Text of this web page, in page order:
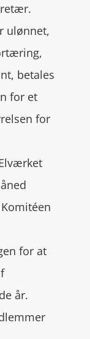
ulønnet,
betales
for et
for
for at
år.